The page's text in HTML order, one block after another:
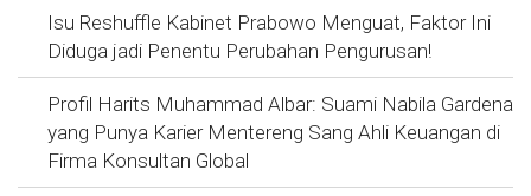
Isu Reshuffle Kabinet Prabowo Menguat, Faktor Ini
Diduga jadi Penentu Perubahan Pengurusan!
Profil Harits Muhammad Albar: Suami Nabila Gardena
yang Punya Karier Mentereng Sang Ahli Keuangan di
Firma Konsultan Global